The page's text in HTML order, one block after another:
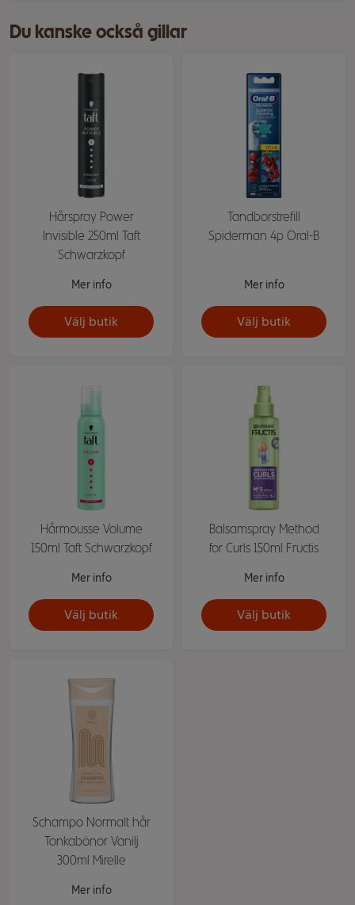
Du kanske också gillar
Hårspray Power
Invisible 250ml Taft
Schwarzkopf
Mer info
Välj butik
Tandborstrefill
Spiderman 4p Oral-B
Mer info
Välj butik
Hårmousse Volume
150ml Taft Schwarzkopf
Mer info
Välj butik
Balsamspray Method
for Curls 150ml Fructis
Mer info
Välj butik
Schampo Normalt hår
Tonkabönor Vanilj
300ml Mirelle
Mer info